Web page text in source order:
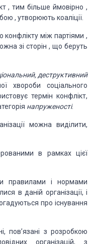
, тим більше ймовірно ,
, утворюють коаліції.
конфлікту між партіями ,
зі сторін , що беруть
деструктивний
хвороби соціального
термін конфлікт,
напруженості.
можна виділити,
в рамках цієї
правилами і нормами
в даній організації, і
про існування
пов’язані з розробкою
організацій, з